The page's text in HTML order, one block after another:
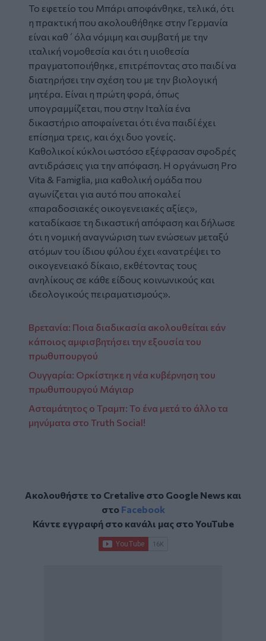
Το εφετείο του Μπάρι αποφάνθηκε, τελικά, ότι
η πρακτική που ακολουθήθηκε στην Γερμανία
είναι καθ΄όλα νόμιμη και συμβατή με την
ιταλική νομοθεσία και ότι η υιοθεσία
πραγματοποιήθηκε, επιτρέποντας στο παιδί να
διατηρήσει την σχέση του με την βιολογική
μητέρα. Είναι η πρώτη φορά, όπως
υπογραμμίζεται, που στην Ιταλία ένα
δικαστήριο αποφαίνεται ότι ένα παιδί έχει
επίσημα τρεις, και όχι δυο γονείς.
Καθολικοί κύκλοι ωστόσο εξέφρασαν σφοδρές
αντιδράσεις για την απόφαση. Η οργάνωση Pro
Vita & Famiglia, μια καθολική ομάδα που
αγωνίζεται για αυτό που αποκαλεί
«παραδοσιακές οικογενειακές αξίες»,
καταδίκασε τη δικαστική απόφαση και δήλωσε
ότι η νομική αναγνώριση των ενώσεων μεταξύ
ατόμων του ίδιου φύλου έχει «ανατρέψει το
οικογενειακό δίκαιο, εκθέτοντας τους
ανηλίκους σε κάθε είδους κοινωνικούς και
ιδεολογικούς πειραματισμούς».
Βρετανία: Ποια διαδικασία ακολουθείται εάν
κάποιος αμφισβητήσει την εξουσία του
πρωθυπουργού
Ουγγαρία: Ορκίστηκε η νέα κυβέρνηση του
πρωθυπουργού Μάγιαρ
Ασταμάτητος ο Τραμπ: Το ένα μετά το άλλο τα
μηνύματα στο Truth Social!
Ακολουθήστε το Cretalive στο Google Newsκαι
στο Facebook
Κάντε εγγραφή στο κανάλι μας στοYouTube